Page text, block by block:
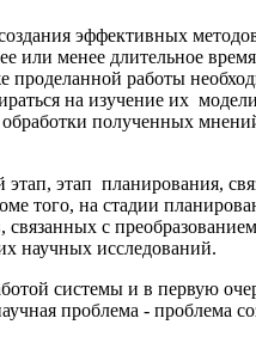
эффективных
или менее длительное
работы
на изучение их
по­лученных
этап планирования,
того, на стадии
с
научных исследований.
системы и в первую
проблема - пробле­ма